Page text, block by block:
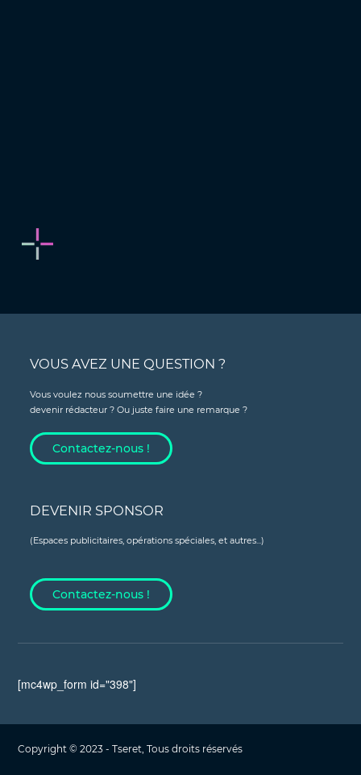
VOUS AVEZ UNE QUESTION ?
Vous voulez nous soumettre une idée ?
devenir rédacteur ? Ou juste faire une remarque ?
Contactez-nous !
DEVENIR SPONSOR
(Espaces publicitaires, opérations spéciales, et autres...)
Contactez-nous !
[mc4wp_form id="398"]
Copyright © 2023 - Tseret, Tous droits réservés